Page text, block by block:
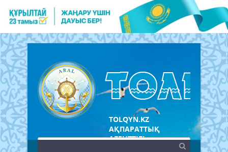
TOLQYN.KZ
АҚПАРАТТЫҚ
АГЕНТТІГІ